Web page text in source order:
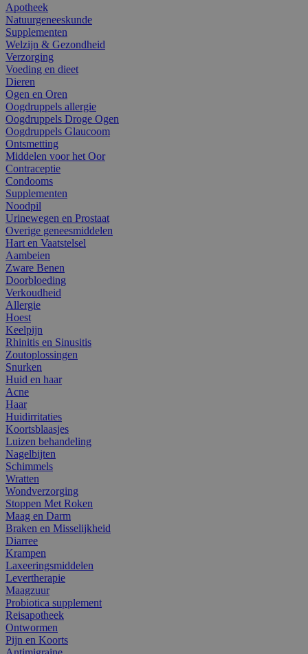
Apotheek
Natuurgeneeskunde
Supplementen
Welzijn & Gezondheid
Verzorging
Voeding en dieet
Dieren
Ogen en Oren
Oogdruppels allergie
Oogdruppels Droge Ogen
Oogdruppels Glaucoom
Ontsmetting
Middelen voor het Oor
Contraceptie
Condooms
Supplementen
Noodpil
Urinewegen en Prostaat
Overige geneesmiddelen
Hart en Vaatstelsel
Aambeien
Zware Benen
Doorbloeding
Verkoudheid
Allergie
Hoest
Keelpijn
Rhinitis en Sinusitis
Zoutoplossingen
Snurken
Huid en haar
Acne
Haar
Huidirritaties
Koortsblaasjes
Luizen behandeling
Nagelbijten
Schimmels
Wratten
Wondverzorging
Stoppen Met Roken
Maag en Darm
Braken en Misselijkheid
Diarree
Krampen
Laxeeringsmiddelen
Levertherapie
Maagzuur
Probiotica supplement
Reisapotheek
Ontwormen
Pijn en Koorts